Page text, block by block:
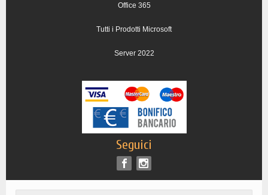
Office 365
Tutti i Prodotti Microsoft
Server 2022
Seguici